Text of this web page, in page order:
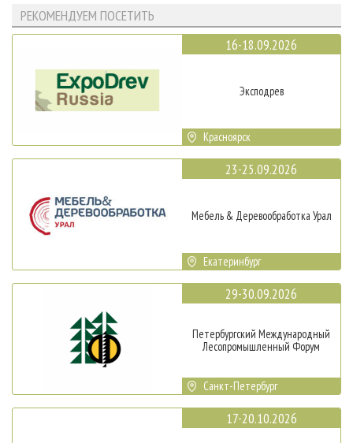
РЕКОМЕНДУЕМ ПОСЕТИТЬ
16-18.09.2026
Эксподрев
Красноярск
23-25.09.2026
Мебель & Деревообработка Урал
Екатеринбург
29-30.09.2026
Петербургский Международный
Лесопромышленный Форум
Санкт-Петербург
17-20.10.2026